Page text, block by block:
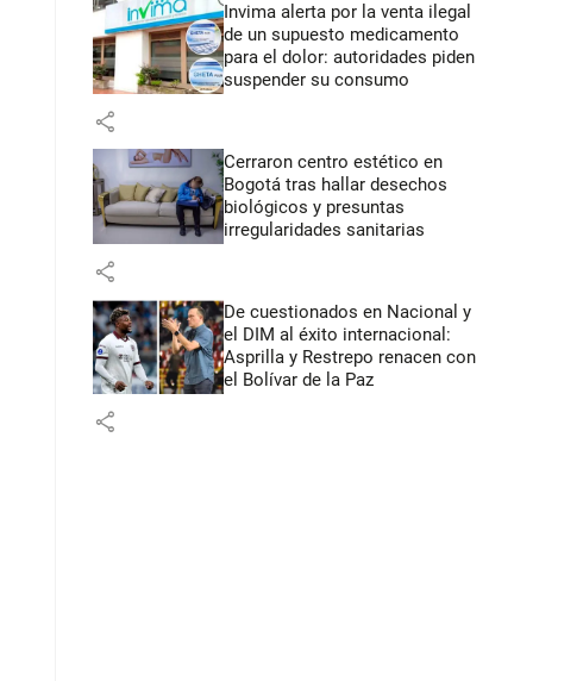
Invima alerta por la venta ilegal
de un supuesto medicamento
para el dolor: autoridades piden
suspender su consumo
share
Cerraron centro estético en
Bogotá tras hallar desechos
biológicos y presuntas
irregularidades sanitarias
share
De cuestionados en Nacional y
el DIM al éxito internacional:
Asprilla y Restrepo renacen con
el Bolívar de la Paz
share